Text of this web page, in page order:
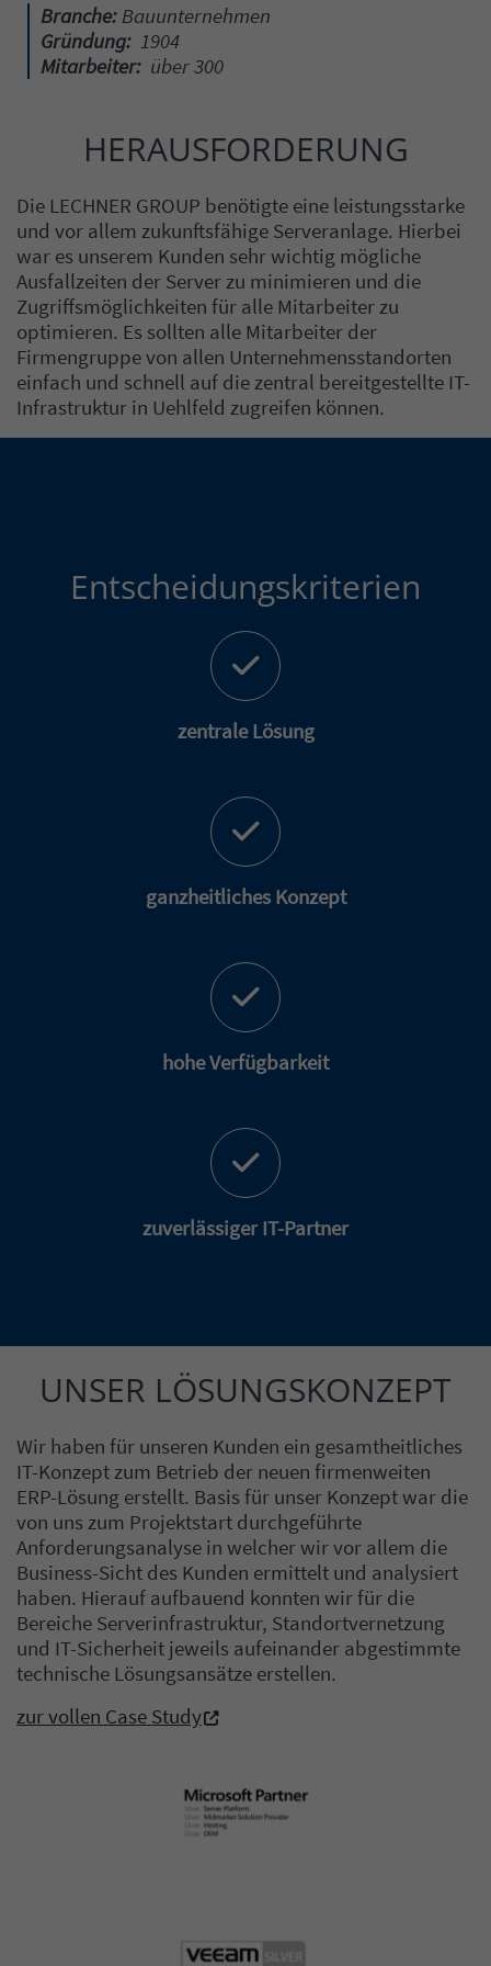
Branche: Bauunternehmen
Gründung: 1904
Mitarbeiter: über 300
Einleitung
HERAUSFORDERUNG
Inhalt
Die LECHNER GROUP benötigte eine leistungsstarke
und vor allem zukunftsfähige Serveranlage. Hierbei
war es unserem Kunden sehr wichtig mögliche
Ausfallzeiten der Server zu minimieren und die
Zugriffsmöglichkeiten für alle Mitarbeiter zu
optimieren. Es sollten alle Mitarbeiter der
Firmengruppe von allen Unternehmensstandorten
einfach und schnell auf die zentral bereitgestellte IT-
Infrastruktur in Uehlfeld zugreifen können.
Einleitung
Entscheidungskriterien
Abschnitt für Icons und Features
zentrale Lösung
ganzheitliches Konzept
hohe Verfügbarkeit
zuverlässiger IT-Partner
Einleitung
UNSER LÖSUNGSKONZEPT
Inhalt
Wir haben für unseren Kunden ein gesamtheitliches
IT-Konzept zum Betrieb der neuen firmenweiten
ERP-Lösung erstellt. Basis für unser Konzept war die
von uns zum Projektstart durchgeführte
Anforderungsanalyse in welcher wir vor allem die
Business-Sicht des Kunden ermittelt und analysiert
haben. Hierauf aufbauend konnten wir für die
Bereiche Serverinfrastruktur, Standortvernetzung
und IT-Sicherheit jeweils aufeinander abgestimmte
technische Lösungsansätze erstellen.
zur vollen Case Study